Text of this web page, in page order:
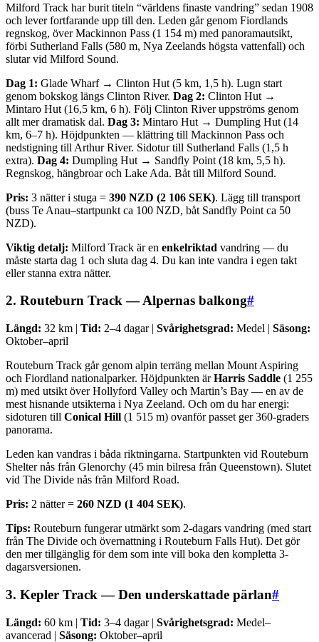
Milford Track har burit titeln “världens finaste vandring” sedan 1908
och lever fortfarande upp till den. Leden går genom Fiordlands
regnskog, över Mackinnon Pass (1 154 m) med panoramautsikt,
förbi Sutherland Falls (580 m, Nya Zeelands högsta vattenfall) och
slutar vid Milford Sound.
Dag 1: Glade Wharf → Clinton Hut (5 km, 1,5 h). Lugn start
genom bokskog längs Clinton River. Dag 2: Clinton Hut →
Mintaro Hut (16,5 km, 6 h). Följ Clinton River uppströms genom
allt mer dramatisk dal. Dag 3: Mintaro Hut → Dumpling Hut (14
km, 6–7 h). Höjdpunkten — klättring till Mackinnon Pass och
nedstigning till Arthur River. Sidotur till Sutherland Falls (1,5 h
extra). Dag 4: Dumpling Hut → Sandfly Point (18 km, 5,5 h).
Regnskog, hängbroar och Lake Ada. Båt till Milford Sound.
Pris: 3 nätter i stuga = 390 NZD (2 106 SEK). Lägg till transport
(buss Te Anau–startpunkt ca 100 NZD, båt Sandfly Point ca 50
NZD).
Viktig detalj: Milford Track är en enkelriktad vandring — du
måste starta dag 1 och sluta dag 4. Du kan inte vandra i egen takt
eller stanna extra nätter.
2. Routeburn Track — Alpernas balkong#
Längd: 32 km | Tid: 2–4 dagar | Svårighetsgrad: Medel | Säsong:
Oktober–april
Routeburn Track går genom alpin terräng mellan Mount Aspiring
och Fiordland nationalparker. Höjdpunkten ärHarris Saddle (1 255
m) med utsikt över Hollyford Valley och Martin’s Bay — en av de
mest hisnande utsikterna i Nya Zeeland. Och om du har energi:
sidoturen till Conical Hill (1 515 m) ovanför passet ger 360-graders
panorama.
Leden kan vandras i båda riktningarna. Startpunkten vid Routeburn
Shelter nås från Glenorchy (45 min bilresa från Queenstown). Slutet
vid The Divide nås från Milford Road.
Pris: 2 nätter = 260 NZD (1 404 SEK).
Tips: Routeburn fungerar utmärkt som 2-dagars vandring (med start
från The Divide och övernattning i Routeburn Falls Hut). Det gör
den mer tillgänglig för dem som inte vill boka den kompletta 3-
dagarsversionen.
3. Kepler Track — Den underskattade pärlan#
Längd: 60 km | Tid: 3–4 dagar | Svårighetsgrad: Medel–
avancerad | Säsong: Oktober–april